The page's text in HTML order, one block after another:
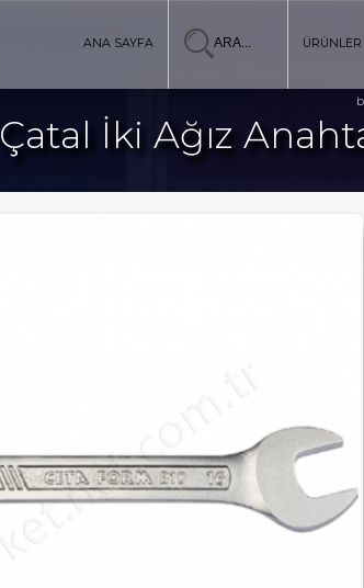
ANA SAYFA ÜRÜNLER
Çatal İki Ağız